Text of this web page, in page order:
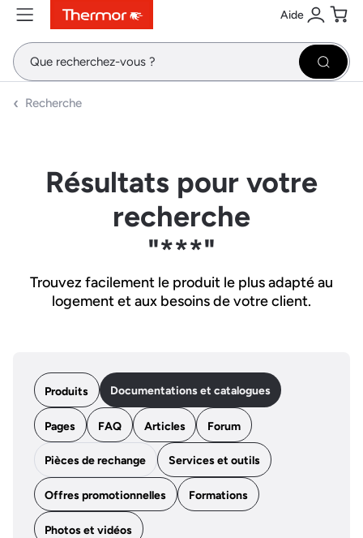
ContenuMenuRecherche Aide
Se
Recherche
Résultats pour votre
recherche
"***"
Trouvez facilement le produit le plus adapté au
logement et aux besoins de votre client.
Produits Documentations et catalogues
Pages FAQ Articles Forum
Pièces de rechange Services et outils
Offres promotionnelles Formations
Photos et vidéos